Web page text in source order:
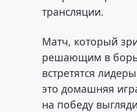
трансляции.
Матч, который
решающим в
встретятся
это домашняя
на победу